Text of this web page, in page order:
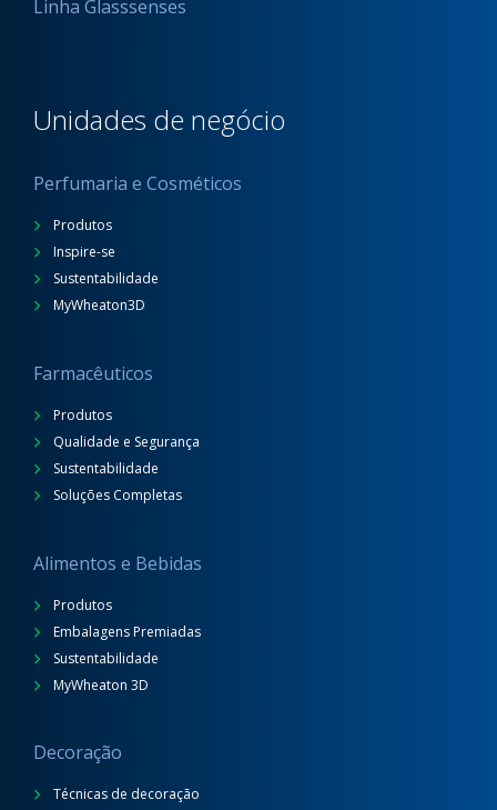
Linha Glasssenses
Unidades de negócio
Perfumaria e Cosméticos
Produtos
Inspire-se
Sustentabilidade
MyWheaton3D
Farmacêuticos
Produtos
Qualidade e Segurança
Sustentabilidade
Soluções Completas
Alimentos e Bebidas
Produtos
Embalagens Premiadas
Sustentabilidade
MyWheaton 3D
Decoração
Técnicas de decoração